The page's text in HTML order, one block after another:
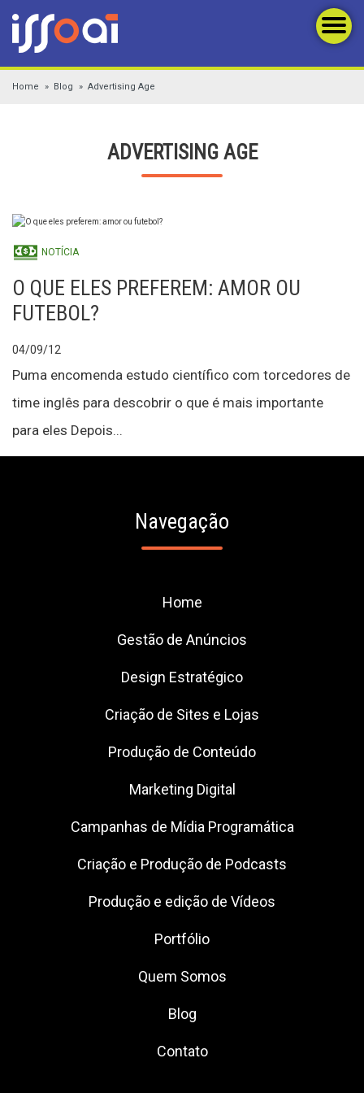
Home Blog Advertising Age
ADVERTISING AGE
NOTÍCIA
O QUE ELES PREFEREM: AMOR OU
FUTEBOL?
04/09/12
Puma encomenda estudo científico com torcedores de
time inglês para descobrir o que é mais importante
para eles Depois...
Navegação
Home
Gestão de Anúncios
Design Estratégico
Criação de Sites e Lojas
Produção de Conteúdo
Marketing Digital
Campanhas de Mídia Programática
Criação e Produção de Podcasts
Produção e edição de Vídeos
Portfólio
Quem Somos
Blog
Contato